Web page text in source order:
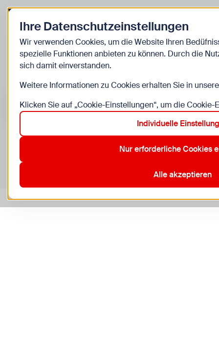
Zurück zur Startseite
Kinder
Veranstaltungen in Wien im Bereich “Kinder”
15. Rudolfsheim-Fünfhaus
Zurücksetzen
Ihre Datenschutzeinstellungen
Wir verwenden Cookies, um die Website Ihren
spezielle Funktionen anbieten zu können. Durch die
sich damit einverstanden.
Weitere Informationen zu Cookies erhalten Sie in
Klicken Sie auf „Cookie-Einstellungen“, um die
Individuelle
Nur erforderliche Cookies
Alle akzeptieren